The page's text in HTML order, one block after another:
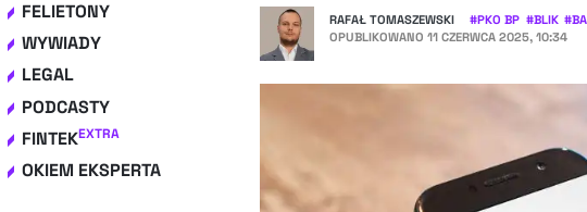
FELIETONY
WYWIADY
LEGAL
PODCASTY
FINTEKEXTRA
OKIEM EKSPERTA
RAFAŁ TOMASZEWSKI #PKO BP #BLIK #
OPUBLIKOWANO 11 CZERWCA 2025, 10:34